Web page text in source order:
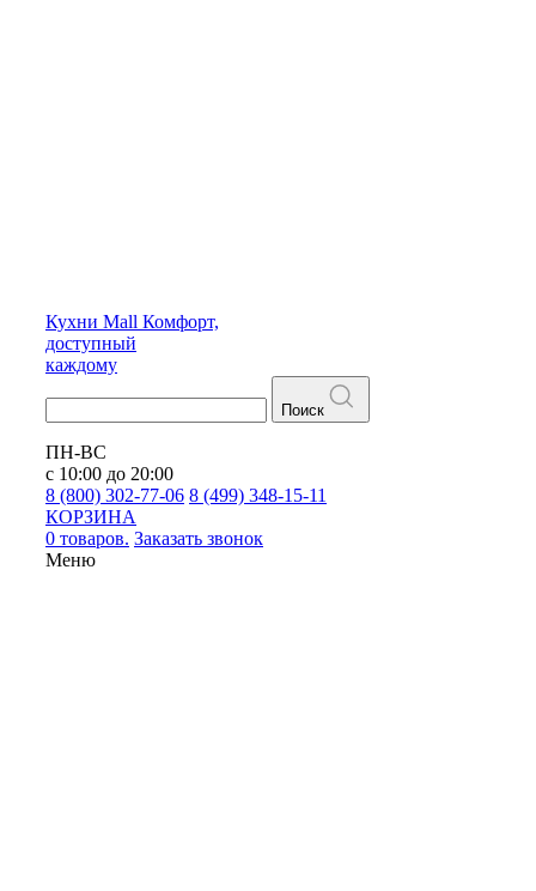
Кухни Mall Комфорт,
доступный
каждому
Поиск
ПН-ВС
с 10:00 до 20:00
8 (800) 302-77-06 8 (499) 348-15-11
КОРЗИНА
0 товаров. Заказать звонок
Меню